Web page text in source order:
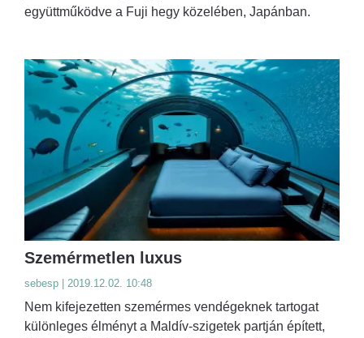
együttműködve a Fuji hegy közelében, Japánban.
Szemérmetlen luxus
sebesp | 2019.12.02. 10:48
Nem kifejezetten szemérmes vendégeknek tartogat
különleges élményt a Maldív-szigetek partján épített,